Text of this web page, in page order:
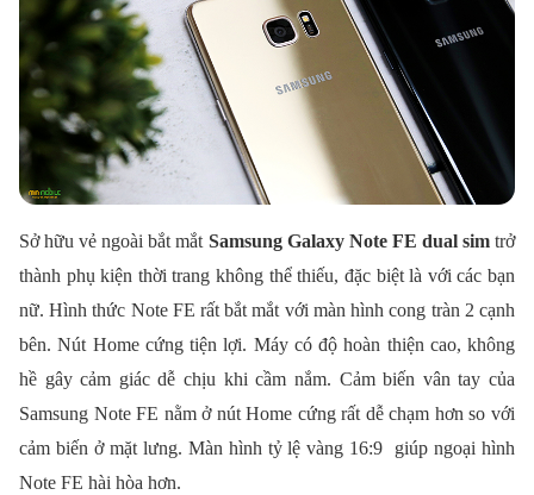
Sở hữu vẻ ngoài bắt mắt Samsung Galaxy Note FE dual simtrở
thành phụ kiện thời trang không thể thiếu, đặc biệt là với các bạn
nữ. Hình thức Note FE rất bắt mắt với màn hình cong tràn 2 cạnh
bên. Nút Home cứng tiện lợi. Máy có độ hoàn thiện cao, không
hề gây cảm giác dễ chịu khi cầm nắm. Cảm biến vân tay của
Samsung Note FE nằm ở nút Home cứng rất dễ chạm hơn so với
cảm biến ở mặt lưng. Màn hình tỷ lệ vàng 16:9 giúp ngoại hình
Note FE hài hòa hơn.